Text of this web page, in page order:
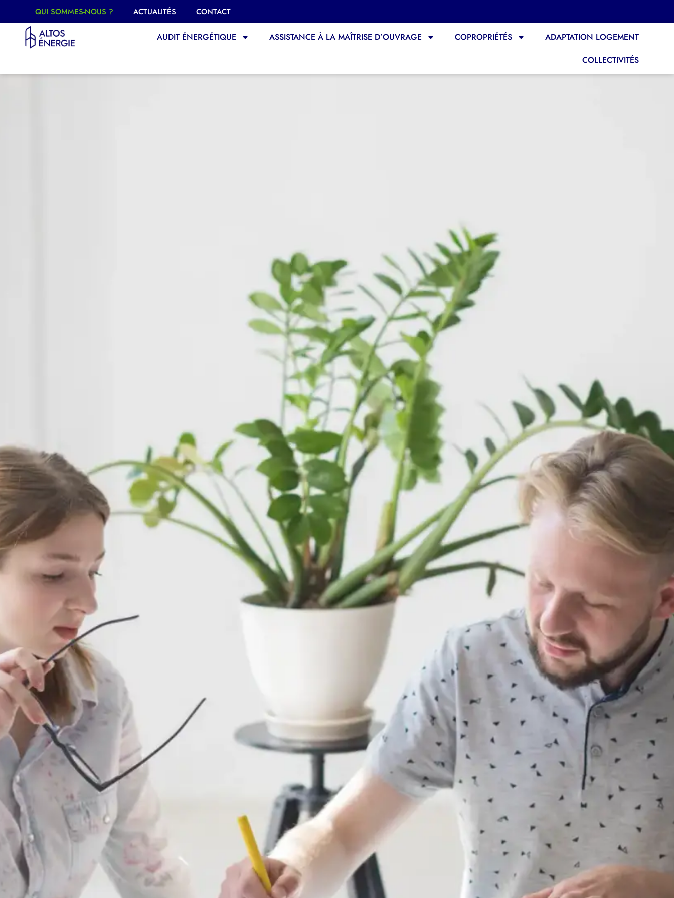
QUI SOMMES-NOUS ? ACTUALITÉS CONTACT
AUDIT ÉNERGÉTIQUE ASSISTANCE À LA MAÎTRISE D’OUVRAGE COPROPRIÉTÉS
ADAPTATION LOGEMENT
COLLECTIVITÉS